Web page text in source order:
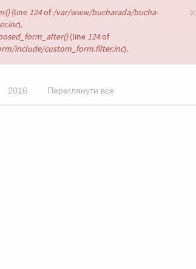
×
(line 124of/var/www/bucharada/bucha-
).
(line 124of
include/custom_form.filter.inc).
2016 Переглянути все